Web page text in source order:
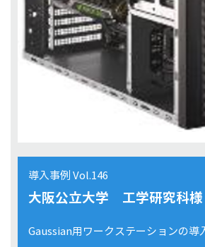
導入事例 Vol.146
大阪公立大学 工学研究科様
Gaussian用ワークステーションの導